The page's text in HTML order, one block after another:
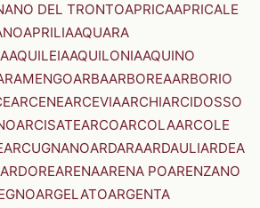
DEL TRONTOAPRICAAPRICALE
APRILIAAQUARA
AQUILEIAAQUILONIAAQUINO
ARBAARBOREAARBORIO
ARCENEARCEVIAARCHIARCIDOSSO
ARCISATEARCOARCOLAARCOLE
ARCUGNANOARDARAARDAULIARDEA
ARDOREARENAARENA POARENZANO
ARGELATOARGENTA